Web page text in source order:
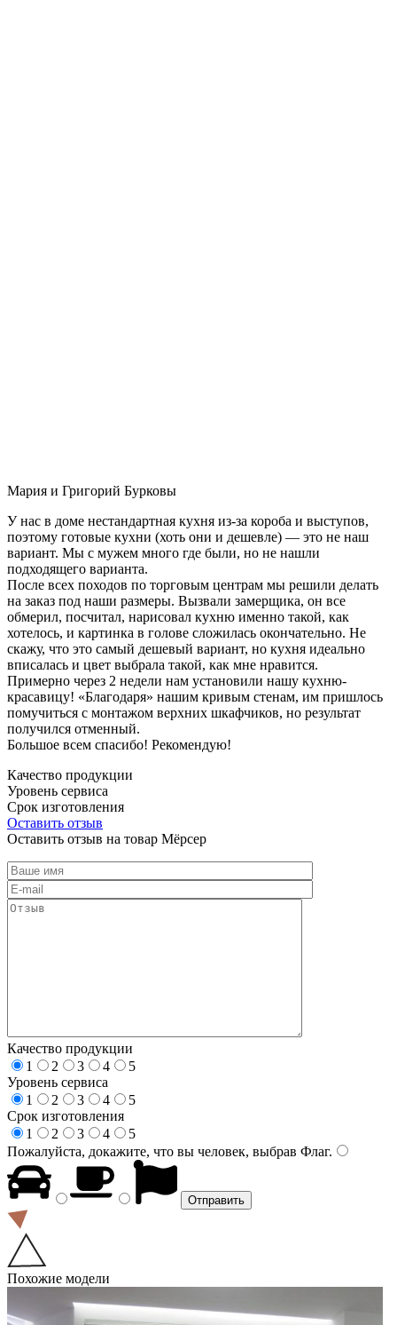
Мария и Григорий Бурковы
У нас в доме нестандартная кухня из-за короба и выступов,
поэтому готовые кухни (хоть они и дешевле) — это не наш
вариант. Мы с мужем много где были, но не нашли
подходящего варианта.
После всех походов по торговым центрам мы решили делать
на заказ под наши размеры. Вызвали замерщика, он все
обмерил, посчитал, нарисовал кухню именно такой, как
хотелось, и картинка в голове сложилась окончательно. Не
скажу, что это самый дешевый вариант, но кухня идеально
вписалась и цвет выбрала такой, как мне нравится.
Примерно через 2 недели нам установили нашу кухню-
красавицу! «Благодаря» нашим кривым стенам, им пришлось
помучиться с монтажом верхних шкафчиков, но результат
получился отменный.
Большое всем спасибо! Рекомендую!
Качество продукции
Уровень сервиса
Срок изготовления
Оставить отзыв
Оставить отзыв на товар Мёрсер
Качество продукции
1
2 3 4
5
Уровень сервиса
1
2 3 4
5
Срок изготовления
1
2 3 4
5
Пожалуйста, докажите, что вы человек, выбрав Флаг.
Похожие модели